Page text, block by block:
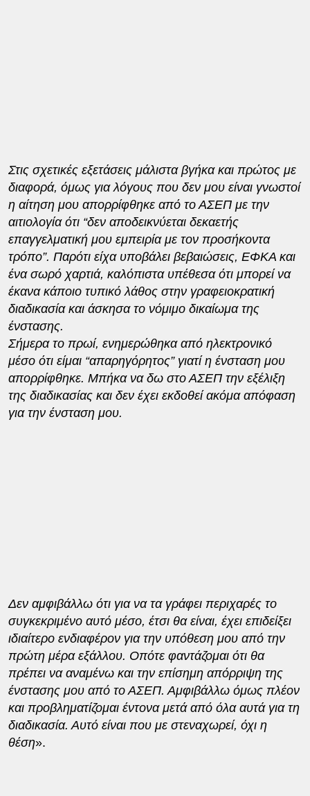
Στις σχετικές εξετάσεις μάλιστα βγήκα και πρώτος με
διαφορά, όμως για λόγους που δεν μου είναι γνωστοί
η αίτηση μου απορρίφθηκε από το ΑΣΕΠ με την
αιτιολογία ότι “δεν αποδεικνύεται δεκαετής
επαγγελματική μου εμπειρία με τον προσήκοντα
τρόπο”. Παρότι είχα υποβάλει βεβαιώσεις, ΕΦΚΑ και
ένα σωρό χαρτιά, καλόπιστα υπέθεσα ότι μπορεί να
έκανα κάποιο τυπικό λάθος στην γραφειοκρατική
διαδικασία και άσκησα το νόμιμο δικαίωμα της
ένστασης.
Σήμερα το πρωί, ενημερώθηκα από ηλεκτρονικό
μέσο ότι είμαι “απαρηγόρητος” γιατί η ένσταση μου
απορρίφθηκε. Μπήκα να δω στο ΑΣΕΠ την εξέλιξη
της διαδικασίας και δεν έχει εκδοθεί ακόμα απόφαση
για την ένσταση μου.
Δεν αμφιβάλλω ότι για να τα γράφει περιχαρές το
συγκεκριμένο αυτό μέσο, έτσι θα είναι, έχει επιδείξει
ιδιαίτερο ενδιαφέρον για την υπόθεση μου από την
πρώτη μέρα εξάλλου. Οπότε φαντάζομαι ότι θα
πρέπει να αναμένω και την επίσημη απόρριψη της
ένστασης μου από το ΑΣΕΠ. Αμφιβάλλω όμως πλέον
και προβληματίζομαι έντονα μετά από όλα αυτά για τη
διαδικασία. Αυτό είναι που με στεναχωρεί, όχι η
θέση».